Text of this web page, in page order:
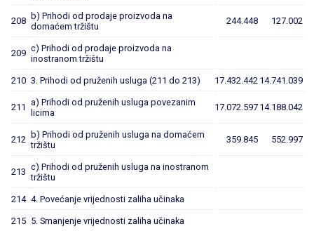
208 b) Prihodi od prodaje proizvoda na
domaćem tržištu
244.448 127.002
209 c) Prihodi od prodaje proizvoda na
inostranom tržištu
210 3. Prihodi od pruženih usluga (211 do 213) 17.432.442 14.741.039
211 a) Prihodi od pruženih usluga povezanim
licima
17.072.597 14.188.042
212 b) Prihodi od pruženih usluga na domaćem
tržištu
359.845 552.997
213 c) Prihodi od pruženih usluga na inostranom
tržištu
214 4. Povećanje vrijednosti zaliha učinaka
215 5. Smanjenje vrijednosti zaliha učinaka